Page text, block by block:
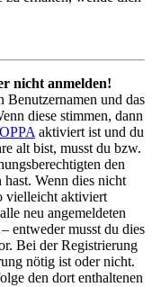
nicht anmelden!
Benutzernamen und das
diese stimmen, dann
aktiviert ist und du
alt bist, musst du bzw.
den
Wenn dies nicht
vielleicht aktiviert
neu angemeldeten
entweder musst du dies
Bei der Registrierung
nötig ist oder nicht.
den dort enthaltenen